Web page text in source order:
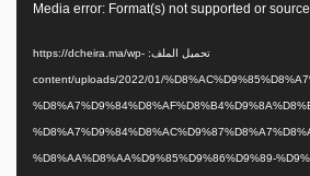
Media error: Format(s) not supported or
تحميل الملف: https://dcheira.ma/wp-
content/uploads/2022/01/
%D8%AA%D8%AA%D9%85%D9%86%D9%89-